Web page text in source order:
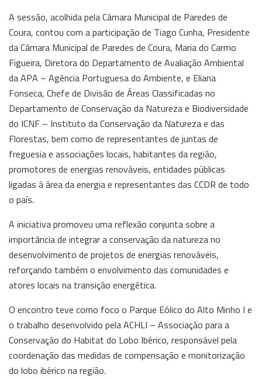
A sessão, acolhida pela Câmara Municipal de Paredes de
Coura, contou com a participação de Tiago Cunha, Presidente
da Câmara Municipal de Paredes de Coura, Maria do Carmo
Figueira, Diretora do Departamento de Avaliação Ambiental
da APA – Agência Portuguesa do Ambiente, e Eliana
Fonseca, Chefe de Divisão de Áreas Classificadas no
Departamento de Conservação da Natureza e Biodiversidade
do ICNF – Instituto da Conservação da Natureza e das
Florestas, bem como de representantes de juntas de
freguesia e associações locais, habitantes da região,
promotores de energias renováveis, entidades públicas
ligadas à área da energia e representantes das CCDR de todo
o país.
A iniciativa promoveu uma reflexão conjunta sobre a
importância de integrar a conservação da natureza no
desenvolvimento de projetos de energias renováveis,
reforçando também o envolvimento das comunidades e
atores locais na transição energética.
O encontro teve como foco o Parque Eólico do Alto Minho I e
o trabalho desenvolvido pela ACHLI – Associação para a
Conservação do Habitat do Lobo Ibérico, responsável pela
coordenação das medidas de compensação e monitorização
do lobo ibérico na região.